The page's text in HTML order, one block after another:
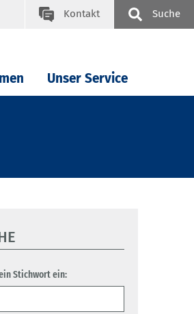
Kontakt Suche
Unser Service
Stichwort ein: